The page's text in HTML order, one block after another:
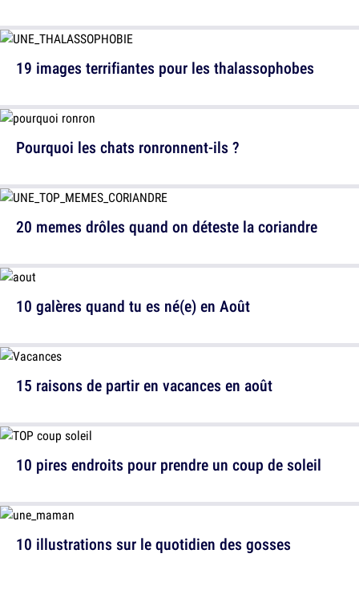
Pourquoi les chats ronronnent-ils ?
10 galères quand tu es né(e) en Août
10 pires endroits pour prendre un coup de soleil
19 images terrifiantes pour les thalassophobes
20 memes drôles quand on déteste la coriandre
15 raisons de partir en vacances en août
10 illustrations sur le quotidien des gosses